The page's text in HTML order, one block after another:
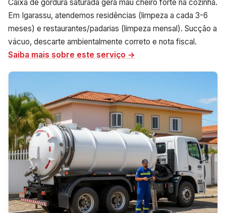
Caixa de gordura saturada gera mau cheiro forte na cozinha.
Em Igarassu, atendemos residências (limpeza a cada 3-6
meses) e restaurantes/padarias (limpeza mensal). Sucção a
vácuo, descarte ambientalmente correto e nota fiscal.
Saiba mais sobre este serviço →